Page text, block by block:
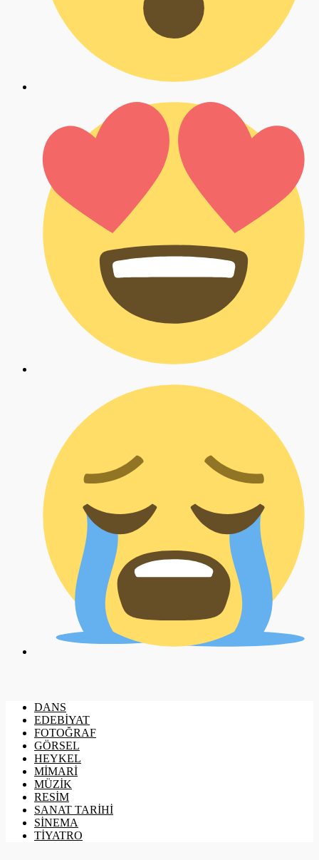
DANS
EDEBİYAT
FOTOĞRAF
GÖRSEL
HEYKEL
MİMARİ
MÜZİK
RESİM
SANAT TARİHİ
SİNEMA
TİYATRO